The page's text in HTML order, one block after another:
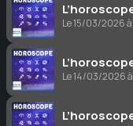
Le 15/03/2026
Le 14/03/2026